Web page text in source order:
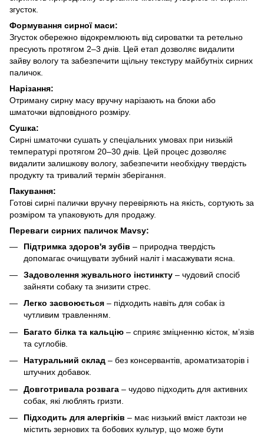
згусток.
Формування сирної маси:
Згусток обережно відокремлюють від сироватки та ретельно
пресують протягом 2–3 днів. Цей етап дозволяє видалити
зайву вологу та забезпечити щільну текстуру майбутніх сирних
паличок.
Нарізання:
Отриману сирну масу вручну нарізають на блоки або
шматочки відповідного розміру.
Сушка:
Сирні шматочки сушать у спеціальних умовах при низькій
температурі протягом 20–30 днів. Цей процес дозволяє
видалити залишкову вологу, забезпечити необхідну твердість
продукту та тривалий термін зберігання.
Пакування:
Готові сирні палички вручну перевіряють на якість, сортують за
розміром та упаковують для продажу.
Переваги сирних паличок Mavsy:
Підтримка здоров'я зубів – природна твердість
допомагає очищувати зубний наліт і масажувати ясна.
Задоволення жувального інстинкту – чудовий спосіб
зайняти собаку та знизити стрес.
Легко засвоюється – підходить навіть для собак із
чутливим травленням.
Багато білка та кальцію – сприяє зміцненню кісток, м’язів
та суглобів.
Натуральний склад – без консервантів, ароматизаторів і
штучних добавок.
Довготривала розвага – чудово підходить для активних
собак, які люблять гризти.
Підходить для алергіків – має низький вміст лактози не
містить зернових та бобових культур, що може бути